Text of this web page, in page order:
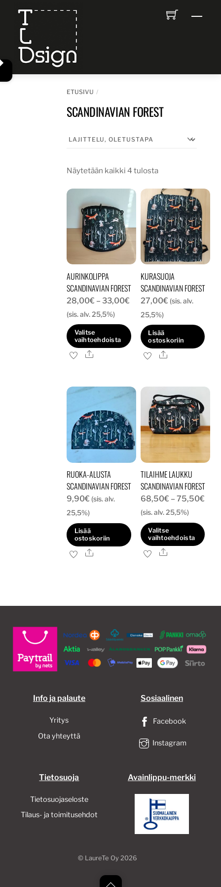
content
ETUSIVU
SCANDINAVIAN FOREST
Näytetään kaikki 4 tulosta
AURINKOLIPPA
SCANDINAVIAN FOREST
28,00€ – 33,00€ Hintaluokka:
28,00€
33,00€
(sis. alv. 25,5%)
Valitse
vaihtoehdoista
Tällä
useampi
Voit
tehdä
valinnat
tuotteen
sivulla.
Ale
KURASUOJA
SCANDINAVIAN FOREST
27,00€ (sis. alv.
25,5%)
Lisää
ostoskoriin
Ale
RUOKA-ALUSTA
SCANDINAVIAN FOREST
9,90€ (sis. alv.
25,5%)
Lisää
ostoskoriin
Ale
TILAIHME LAUKKU
SCANDINAVIAN FOREST
68,50€ – 75,50€
(sis. alv. 25,5%)
Valitse
vaihtoehdoista
Tällä
muunnelma.
tehdä
valinnat
tuotteen
Ale
Info ja palaute
Yritys
Ota yhteyttä
Sosiaalinen
Facebook
Instagram
Tietosuoja
Tietosuojaseloste
Tilaus- ja toimitusehdot
Avainlippu-merkki
Back
© LaureTe Oy2026